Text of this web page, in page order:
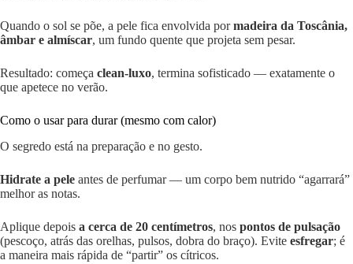
Quando o sol se põe, a pele fica envolvida pormadeira da Toscânia,
âmbar e almíscar, um fundo quente que projeta sem pesar.
Resultado: começa clean-luxo, termina sofisticado — exatamente o
que apetece no verão.
Como o usar para durar (mesmo com calor)
O segredo está na preparação e no gesto.
Hidrate a pele antes de perfumar — um corpo bem nutrido “agarrará”
melhor as notas.
Aplique depois a cerca de 20 centímetros, nos pontos de pulsação
(pescoço, atrás das orelhas, pulsos, dobra do braço). Evite esfregar; é
a maneira mais rápida de “partir” os cítricos.